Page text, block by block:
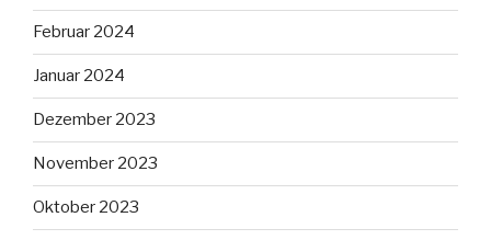
Februar 2024
Januar 2024
Dezember 2023
November 2023
Oktober 2023